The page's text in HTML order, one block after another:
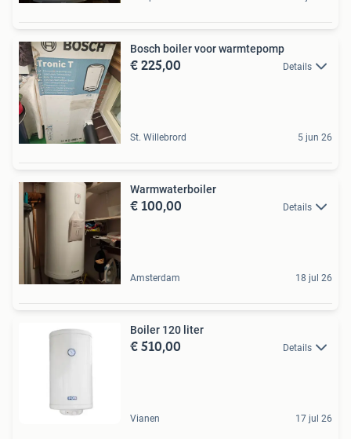
Bosch boiler voor warmtepomp
€ 225,00 Details
St. Willebrord 5 jun 26
Warmwaterboiler
€ 100,00 Details
Amsterdam 18 jul 26
Boiler 120 liter
€ 510,00 Details
Vianen 17 jul 26